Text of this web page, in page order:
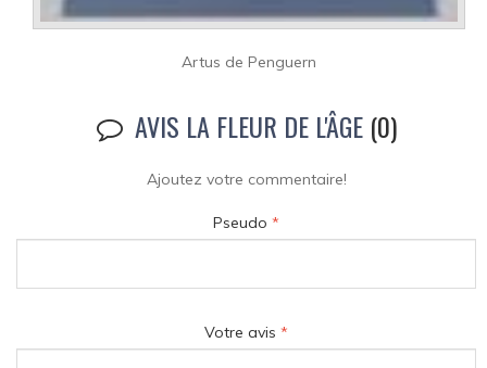
Artus de Penguern
AVIS LA FLEUR DE L'ÂGE(0)
Ajoutez votre commentaire!
Pseudo *
Votre avis *